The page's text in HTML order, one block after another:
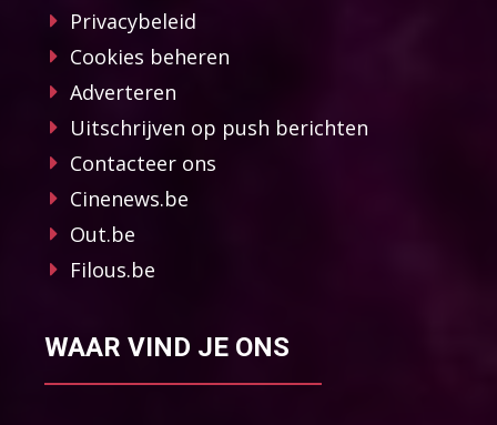
Privacybeleid
Cookies beheren
Adverteren
Uitschrijven op push berichten
Contacteer ons
Cinenews.be
Out.be
Filous.be
WAAR VIND JE ONS